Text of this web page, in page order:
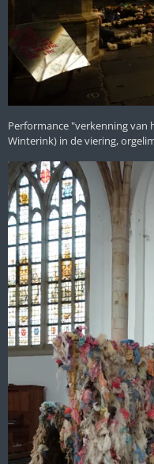
Performance "verkenning van
Winterink) in de viering,